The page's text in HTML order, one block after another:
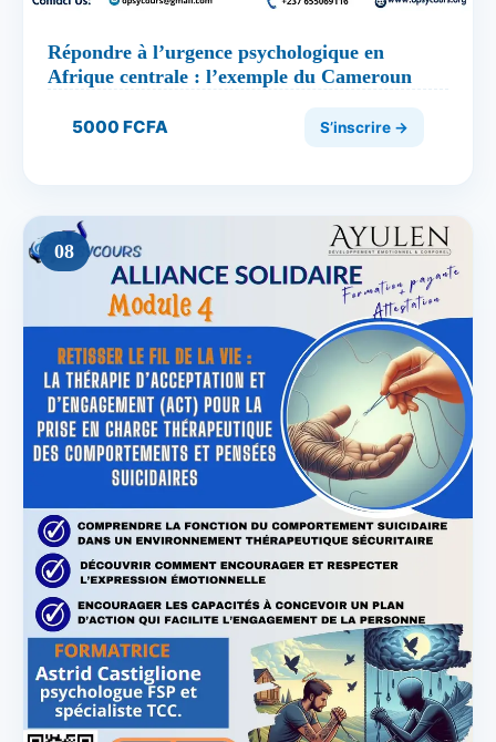
Répondre à l’urgence psychologique en
Afrique centrale : l’exemple du Cameroun
5000 FCFA S’inscrire →
08